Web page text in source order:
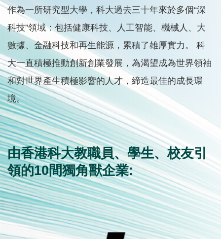
Text
Area
作為一所研究型大學，科大過去三十年來於多個“深
科技”領域：包括健康科技、人工智能、機械人、大
數據、金融科技和再生能源，累積了雄厚實力。 科
大一直積極推動創新創業發展，為渴望成為世界領袖
和對世界產生積極影響的人才，締造最佳的成長環
境。
由香港科大教職員、學生、校友引
領的10間獨角獸企業: